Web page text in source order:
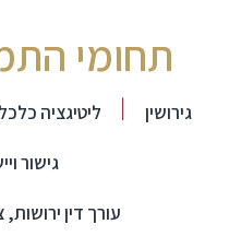
תחומי
גירושין ליטיגציה
גישור
עורך דין ירושות,